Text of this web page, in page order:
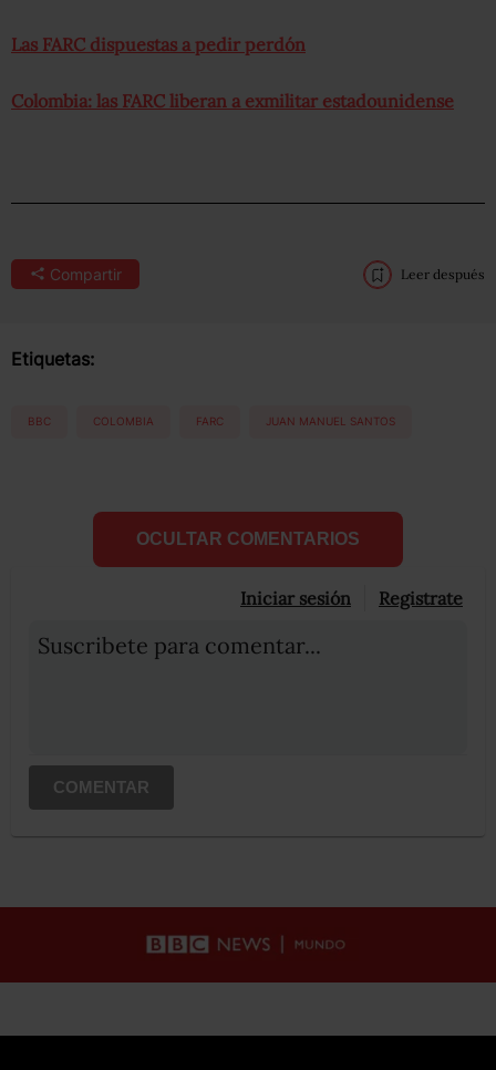
Las FARC dispuestas a pedir perdón
Colombia: las FARC liberan a exmilitar estadounidense
Compartir Leer después
Etiquetas:
BBC COLOMBIA FARC JUAN MANUEL SANTOS
OCULTAR COMENTARIOS
Iniciar sesión Registrate
Suscribete para comentar...
COMENTAR